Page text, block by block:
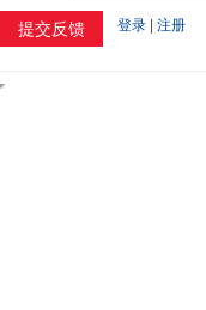
登录 | 注册